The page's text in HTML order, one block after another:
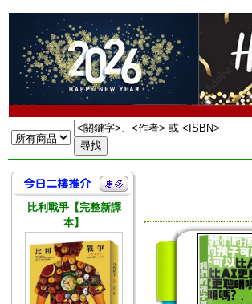
比利戰爭【完整新譯
本】